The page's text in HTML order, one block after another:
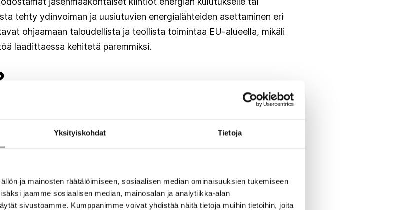
Yksityiskohdat Tietoja
ja mainosten räätälöimiseen, sosiaalisen median ominaisuuksien tukemiseen
jaamme sosiaalisen median, mainosalan ja analytiikka-alan
sivustoamme. Kumppanimme voivat yhdistää näitä tietoja muihin tietoihin, joita
tehty ydinvoiman ja uusiutuvien energialähteiden asettaminen eri
ohjaamaan taloudellista ja teollista toimintaa EU-alueella, mikäli
laadittaessa kehitetä paremmiksi.
toimiville ja investoinnit mahdollistaville ohjauskeinoille.
liittyviä aloitteita yhdessä investoivien alojen kanssa.